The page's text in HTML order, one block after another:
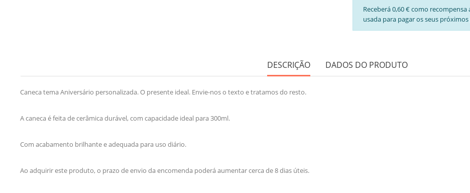
Receberá 0,60 € como
usada para pagar os seus
DESCRIÇÃO DADOS DO PRODUTO
Caneca tema Aniversário personalizada. O presente ideal. Envie-nos o texto e tratamos do resto.
A caneca é feita de cerâmica durável, com capacidade ideal para 300ml.
Com acabamento brilhante e adequada para uso diário.
Ao adquirir este produto, o prazo de envio da encomenda poderá aumentar cerca de 8 dias úteis.